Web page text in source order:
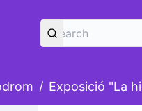
/ Exposició "La